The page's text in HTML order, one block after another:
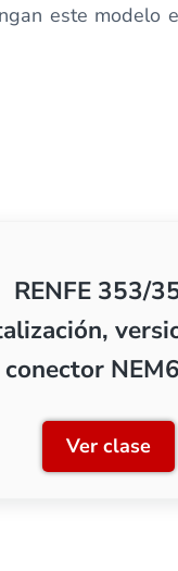
este modelo
RENFE 353/
conector
Ver clase